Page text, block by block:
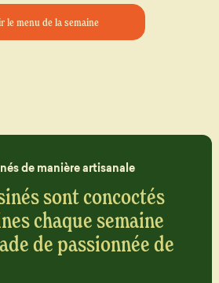
le menu de la semaine
de manière artisanale
sont concoctés
chaque semaine
de passionnée de